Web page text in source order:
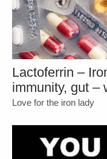
Lactoferrin –
immunity, gut –
Love for the iron lady